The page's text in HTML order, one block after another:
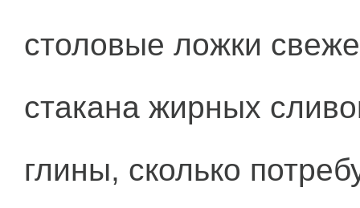
столовые ложки
стакана жирных
глины, сколько